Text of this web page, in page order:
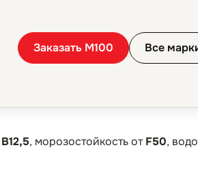
Заказать М100 Все
B12,5, морозостойкость отF50,